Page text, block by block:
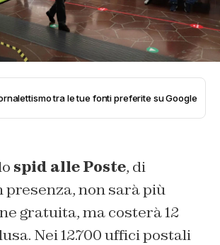
tra le tue fonti preferite su Google
spid alle Poste, di
presenza, non sarà più
gratuita, ma costerà 12
Nei 12.700 uffici postali